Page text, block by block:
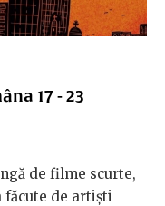
17 - 23
de filme scurte,
făcute de artiști